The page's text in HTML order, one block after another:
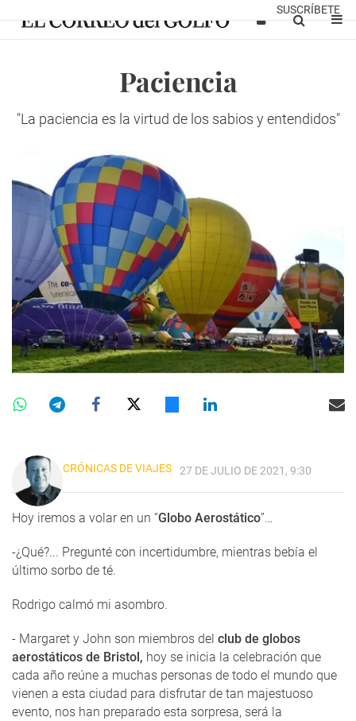
SUSCRÍBETE
Paciencia
"La paciencia es la virtud de los sabios y entendidos"
CRÓNICAS DE VIAJES 27 DE JULIO DE 2021, 9:30
Hoy iremos a volar en un “Globo Aerostático”…
-¿Qué?... Pregunté con incertidumbre, mientras bebía el
último sorbo de té.
Rodrigo calmó mi asombro.
- Margaret y John son miembros del club de globos
aerostáticos de Bristol, hoy se inicia la celebración que
cada año reúne a muchas personas de todo el mundo que
vienen a esta ciudad para disfrutar de tan majestuoso
evento, nos han preparado esta sorpresa, será la